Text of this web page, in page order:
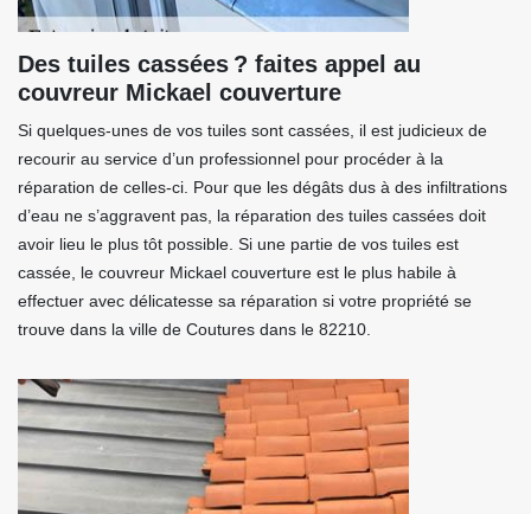
Des tuiles cassées ? faites appel au
couvreur Mickael couverture
Si quelques-unes de vos tuiles sont cassées, il est judicieux de
recourir au service d’un professionnel pour procéder à la
réparation de celles-ci. Pour que les dégâts dus à des infiltrations
d’eau ne s’aggravent pas, la réparation des tuiles cassées doit
avoir lieu le plus tôt possible. Si une partie de vos tuiles est
cassée, le couvreur Mickael couverture est le plus habile à
effectuer avec délicatesse sa réparation si votre propriété se
trouve dans la ville de Coutures dans le 82210.